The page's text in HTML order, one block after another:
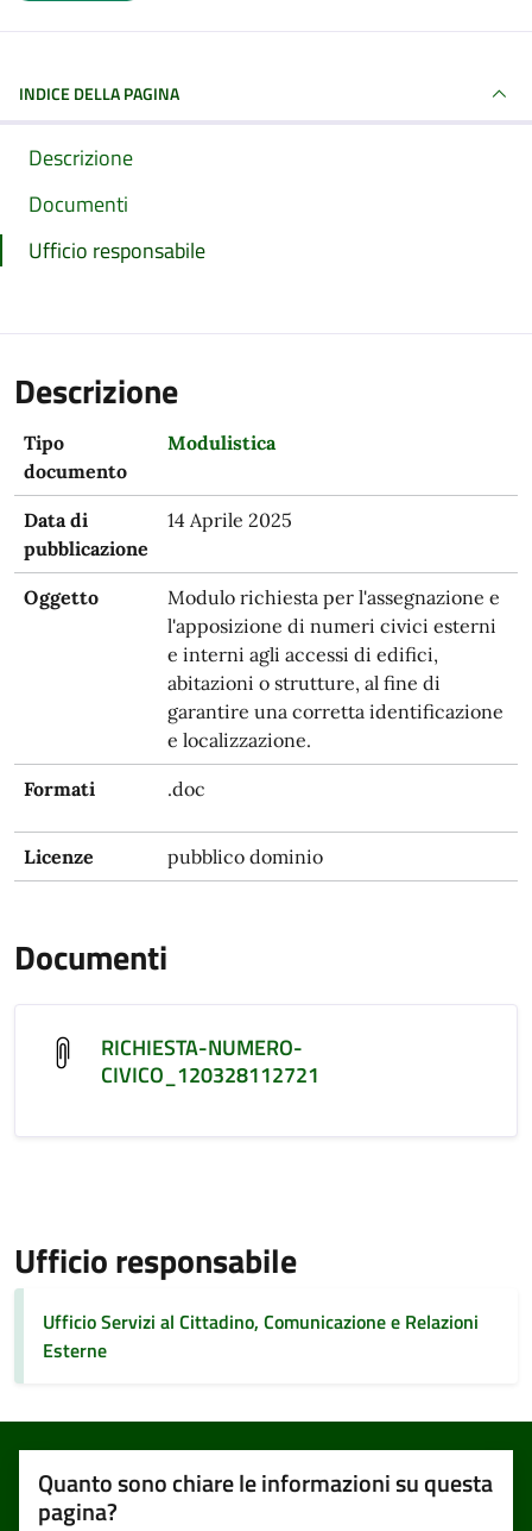
INDICE DELLA PAGINA
Descrizione
Documenti
Ufficio responsabile
Descrizione
Tipo
documento
Modulistica
Data di
pubblicazione
14 Aprile 2025
Oggetto
Modulo richiesta per l'assegnazione e
l'apposizione di numeri civici esterni
e interni agli accessi di edifici,
abitazioni o strutture, al fine di
garantire una corretta identificazione
e localizzazione.
Formati .doc
Licenze pubblico dominio
Documenti
RICHIESTA-NUMERO-
CIVICO_120328112721
Ufficio responsabile
Ufficio Servizi al Cittadino, Comunicazione e Relazioni
Esterne
Quanto sono chiare le informazioni su questa
pagina?